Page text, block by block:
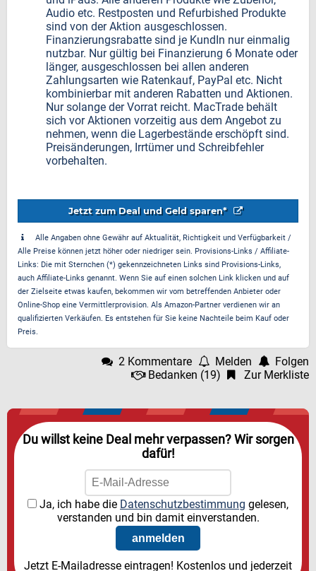
Audio etc. Restposten und Refurbished Produkte
sind von der Aktion ausgeschlossen.
Finanzierungsrabatte sind je KundIn nur einmalig
nutzbar. Nur gültig bei Finanzierung 6 Monate oder
länger, ausgeschlossen bei allen anderen
Zahlungsarten wie Ratenkauf, PayPal etc. Nicht
kombinierbar mit anderen Rabatten und Aktionen.
Nur solange der Vorrat reicht. MacTrade behält
sich vor Aktionen vorzeitig aus dem Angebot zu
nehmen, wenn die Lagerbestände erschöpft sind.
Preisänderungen, Irrtümer und Schreibfehler
vorbehalten.
Jetzt zum Deal und Geld sparen*
Alle Angaben ohne Gewähr auf Aktualität, Richtigkeit und Verfügbarkeit /
Alle Preise können jetzt höher oder niedriger sein. Provisions-Links / Affiliate-
Links: Die mit Sternchen (*) gekennzeichneten Links sind Provisions-Links,
auch Affiliate-Links genannt. Wenn Sie auf einen solchen Link klicken und auf
der Zielseite etwas kaufen, bekommen wir vom betreffenden Anbieter oder
Online-Shop eine Vermittlerprovision. Als Amazon-Partner verdienen wir an
qualifizierten Verkäufen. Es entstehen für Sie keine Nachteile beim Kauf oder
Preis.
2 Kommentare Melden
Folgen
Bedanken (19) Zur Merkliste
Du willst keine Deal mehr verpassen? Wir sorgen
dafür!
Ja, ich habe die Datenschutzbestimmung gelesen,
verstanden und bin damit einverstanden.
Jetzt E-Mailadresse eintragen! Kostenlos und jederzeit